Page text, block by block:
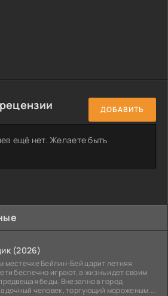
ДОБАВИТЬ
ещё нет. Желаете быть
(2026)
местечке Бейлин-Бей царит летняя
беспечно играют, а жизнь идет своим
беды. Внезапно в город
человек, торгующий мороженым.